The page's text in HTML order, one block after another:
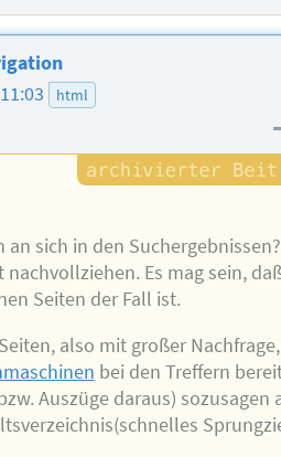
html
an sich in den Suchergebnissen?
nachvollziehen. Es mag sein,
Seiten der Fall ist.
also mit großer Nachfrage,
bei den Treffern
Auszüge daraus) sozusagen